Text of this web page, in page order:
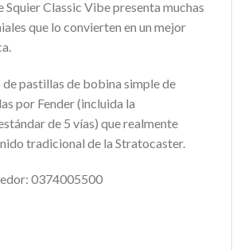
Squier Classic Vibe presenta muchas
que lo convierten en un mejor
pastillas de bobina simple de
por Fender (incluida la
de 5 vías) que realmente
tradicional de la Stratocaster.
0374005500